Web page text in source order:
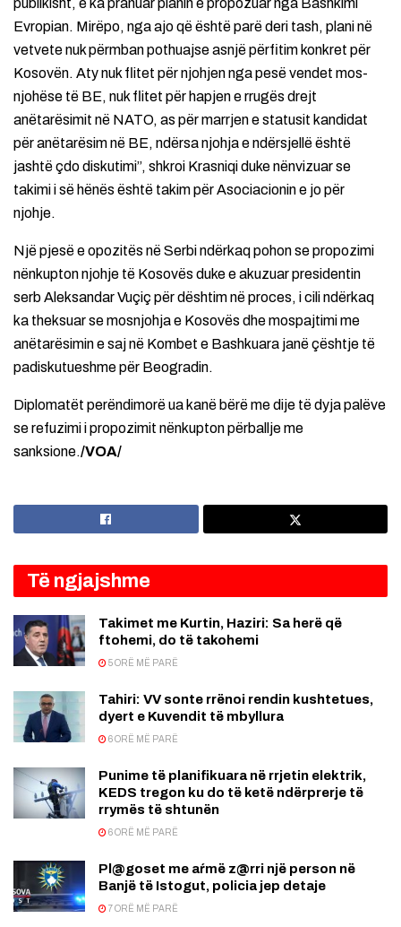
Evropian. Mirëpo, nga ajo që është parë deri tash, plani në
vetvete nuk përmban pothuajse asnjë përfitim konkret për
Kosovën. Aty nuk flitet për njohjen nga pesë vendet mos-
njohëse të BE, nuk flitet për hapjen e rrugës drejt
anëtarësimit në NATO, as për marrjen e statusit kandidat
për anëtarësim në BE, ndërsa njohja e ndërsjellë është
jashtë çdo diskutimi”, shkroi Krasniqi duke nënvizuar se
takimi i së hënës është takim për Asociacionin e jo për
njohje.
Një pjesë e opozitës në Serbi ndërkaq pohon se propozimi
nënkupton njohje të Kosovës duke e akuzuar presidentin
serb Aleksandar Vuçiç për dështim në proces, i cili ndërkaq
ka theksuar se mosnjohja e Kosovës dhe mospajtimi me
anëtarësimin e saj në Kombet e Bashkuara janë çështje të
padiskutueshme për Beogradin.
Diplomatët perëndimorë ua kanë bërë me dije të dyja palëve
se refuzimi i propozimit nënkupton përballje me
sanksione./VOA/
Të ngjajshme
Takimet me Kurtin, Haziri: Sa herë që
ftohemi, do të takohemi
5 ORË MË PARË
Tahiri: VV sonte rrënoi rendin kushtetues,
dyert e Kuvendit të mbyllura
6 ORË MË PARË
Punime të planifikuara në rrjetin elektrik,
KEDS tregon ku do të ketë ndërprerje të
rrymës të shtunën
6 ORË MË PARË
Pl@goset me aŕmë z@rri një person në
Banjë të Istogut, policia jep detaje
7 ORË MË PARË